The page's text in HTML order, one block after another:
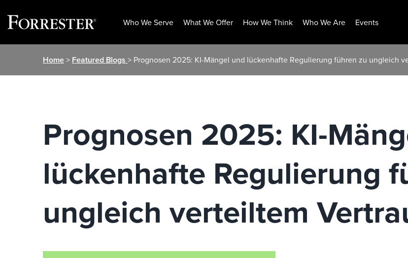
Who We Serve What We Offer How We Think Who We Are Events
Home> Featured Blogs > Prognosen 2025: KI-Mängel und lückenhafte Regulierung führen zu ungleich
Prognosen 2025: KI-
lückenhafte Regulierung
ungleich verteiltem